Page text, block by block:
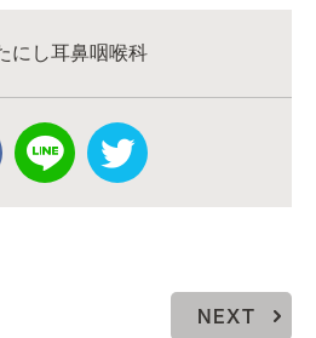
にし耳鼻咽喉科
NEXT